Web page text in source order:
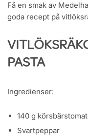
Få en smak av
goda recept på
PASTA
Ingredienser:
140 g
Svartpeppar